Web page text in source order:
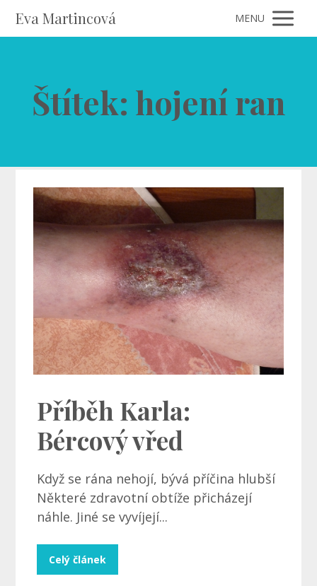
Eva Martincová MENU
Štítek: hojení ran
Příběh Karla:
Bércový vřed
Když se rána nehojí, bývá příčina hlubší
Některé zdravotní obtíže přicházejí
náhle. Jiné se vyvíjejí...
Celý článek